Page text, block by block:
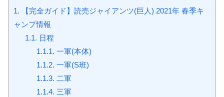
1. 【完全ガイド】読売ジャイアンツ(巨人) 2021年 春季キ
ャンプ情報
1.1. 日程
1.1.1. 一軍(本体)
1.1.2. 一軍(S班)
1.1.3. 二軍
1.1.4. 三軍